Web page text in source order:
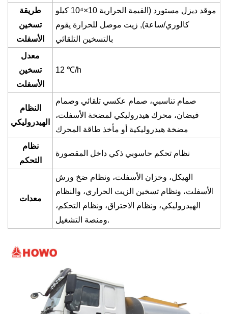
طريقة
تسخين
الأسفلت
موقد ديزل مستورد (القيمة الحرارية 10×10⁴ كيلو
كالوري/ساعة), زيت موصل للحرارة يقوم
بالتسخين التلقائي
معدل
تسخين
الأسفلت
12 ℃/h
النظام
الهيدروليكي
صمام تناسبي، صمام عكسي تلقائي وصمام
فيضان، محرك هيدروليكي لمضخة الأسفلت،
مضخة هيدروليكية أو مأخذ طاقة المحرك
نظام
التحكم
نظام تحكم حاسوبي ذكي داخل المقصورة
معدات
الهيكل، وخزان الأسفلت، ونظام ضخ ورش
الأسفلت، ونظام تسخين الزيت الحراري، والنظام
الهيدروليكي، ونظام الاحتراق، ونظام التحكم،
ومنصة التشغيل.